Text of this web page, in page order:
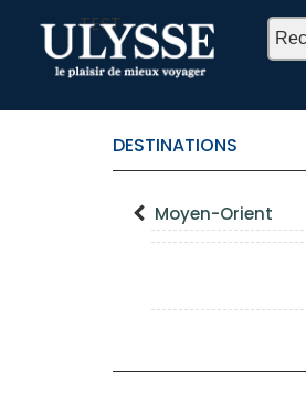
TEST
DESTINATIONS
Moyen-Orient